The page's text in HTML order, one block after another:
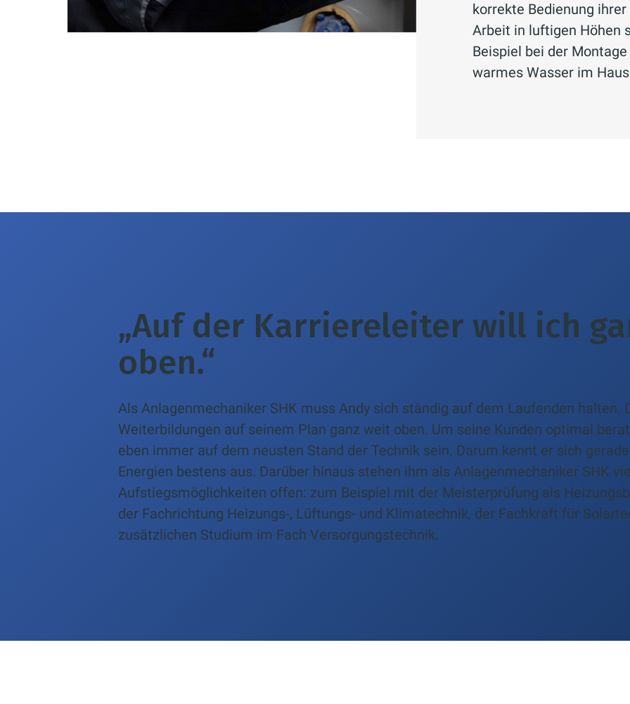
korrekte Bedienung
Arbeit in luftigen Höhen
Beispiel bei der
warmes Wasser im
„Auf der Karriereleiter will ich
oben.“
Als Anlagenmechaniker SHK muss Andy sich ständig auf dem Laufenden halten.
Weiterbildungen auf seinem Plan ganz weit oben. Um seine Kunden optimal
eben immer auf dem neusten Stand der Technik sein. Darum kennt er sich
Energien bestens aus. Darüber hinaus stehen ihm als Anlagenmechaniker SHK
Aufstiegsmöglichkeiten offen: zum Beispiel mit der Meisterprüfung als
der Fachrichtung Heizungs-, Lüftungs- und Klimatechnik, der Fachkraft für
zusätzlichen Studium im Fach Versorgungstechnik.